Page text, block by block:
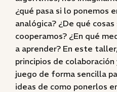
¿qué pasa si lo ponemos
analógica? ¿De qué
cooperamos? ¿En qué
a aprender? En este
principios de
juego de forma sencilla
ideas de como ponerlos